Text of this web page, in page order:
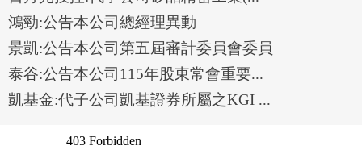
鴻勁:公告本公司總經理異動
景凱:公告本公司第五屆審計委員會委員
泰谷:公告本公司115年股東常會重要...
凱基金:代子公司凱基證券所屬之KGI ...